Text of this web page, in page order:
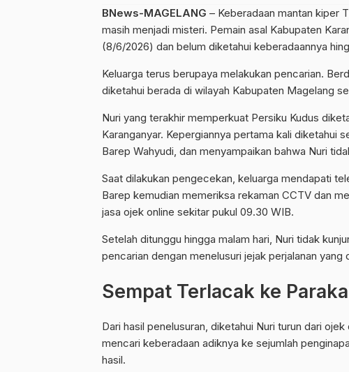
BNews-MAGELANG – Keberadaan mantan kiper
masih menjadi misteri. Pemain asal Kabupaten
(8/6/2026) dan belum diketahui keberadaannya
Keluarga terus berupaya melakukan pencarian.
diketahui berada di wilayah Kabupaten Magelang
Nuri yang terakhir memperkuat Persiku Kudus
Karanganyar. Kepergiannya pertama kali diketahui
Barep Wahyudi, dan menyampaikan bahwa Nuri
Saat dilakukan pengecekan, keluarga mendapati
Barep kemudian memeriksa rekaman CCTV dan
jasa ojek online sekitar pukul 09.30 WIB.
Setelah ditunggu hingga malam hari, Nuri tidak
pencarian dengan menelusuri jejak perjalanan yang
Sempat Terlacak ke
Dari hasil penelusuran, diketahui Nuri turun dari
mencari keberadaan adiknya ke sejumlah
hasil.